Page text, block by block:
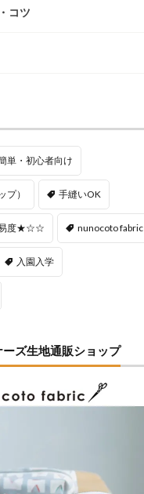
コツ
単・初心者向け
プ） 手縫いOK
度★☆☆ nunocoto fabric
入園入学
ズ生地通販ショップ